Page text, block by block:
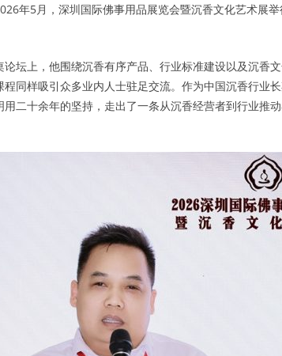
年5月，深圳国际佛事用品展览会暨沉香文化艺术展
坛上，他围绕沉香有序产品、行业标准建设以及沉香
同样吸引众多业内人士驻足交流。作为中国沉香行业
二十余年的坚持，走出了一条从沉香经营者到行业推